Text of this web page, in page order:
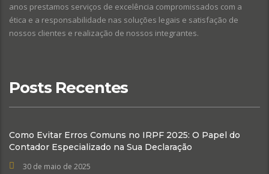
anos prestamos serviços de excelência compromissados com a
ética e a responsabilidade nas soluções legais e satisfação de
nossos clientes e realização de nossos integrantes.
Posts Recentes
Como Evitar Erros Comuns no IRPF 2025: O Papel do
Contador Especializado na Sua Declaração
30 de maio de 2025